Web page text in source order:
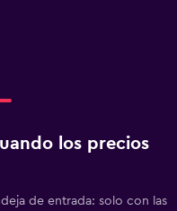
los precios
de entrada: solo con las